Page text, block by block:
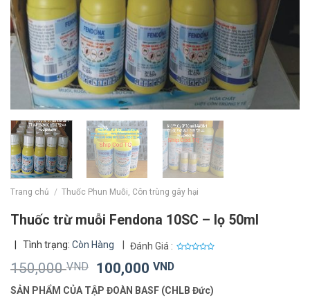
Trang chủ / Thuốc Phun Muỗi, Côn trùng gây hại
Thuốc trừ muỗi Fendona 10SC – lọ 50ml
Tình trạng: Còn Hàng Đánh Giá :
150,000VND
Giá
gốc
100,000VNDGiá
hiện
SẢN PHẨM CỦA TẬP ĐOÀN BASF (CHLB Đức)